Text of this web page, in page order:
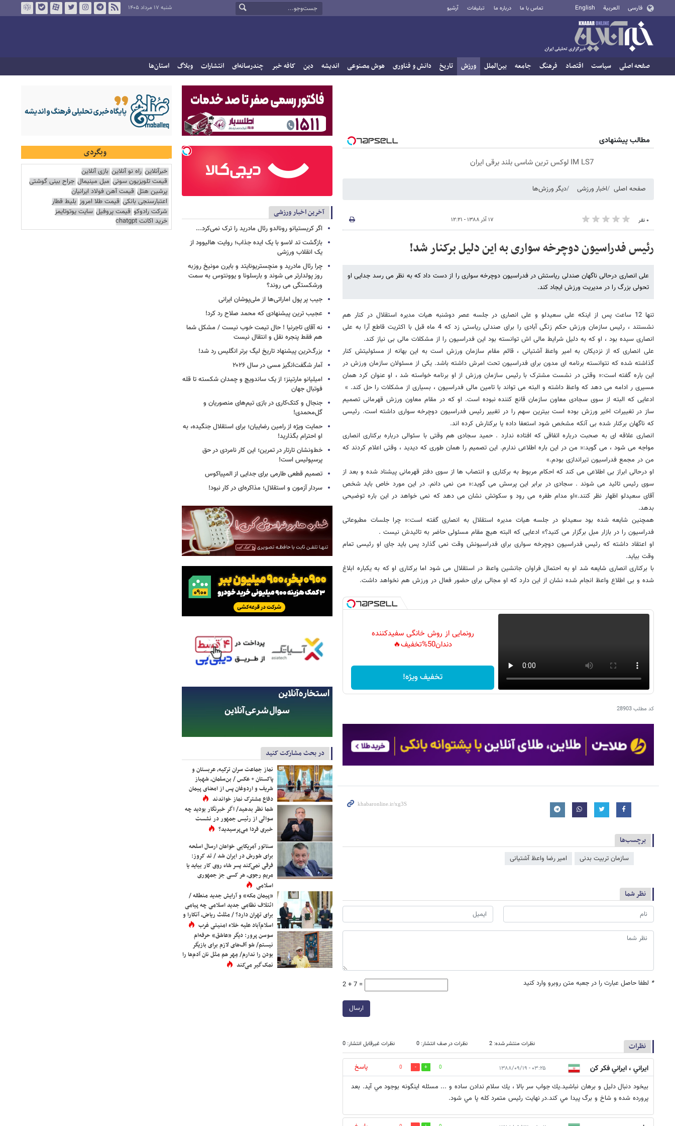
فارسی العربية English تماس با ما درباره ما تبلیغات آرشیو شنبه ۱۷ مرداد ۱۴۰۵
صفحه اصلی سیاست اقتصاد فرهنگ جامعه بین‌الملل ورزش تاریخ دانش و فناوری هوش مصنوعی اندیشه دین کافه خبر چندرسانه‌ای انتشارات وبلاگ استان‌ها
مطالب پیشنهادی
IM LS7 لوکس ترین شاسی بلند برقی ایران
صفحه اصلی اخبار ورزشی دیگر ورزش‌ها
۰ نفر ۱۷ آذر ۱۳۸۸ - ۱۲:۲۱
رئیس فدراسیون دوچرخه سواری به این دلیل برکنار شد!
علی انصاری درحالی ناگهان صندلی ریاستش در فدراسیون دوچرخه سواری را از دست داد که به نظر می رسد جدایی او
تحولی بزرگ را در مدیریت ورزش ایجاد کند.
تنها 12 ساعت پس از اینکه علی سعیدلو و علی انصاری در جلسه عصر دوشنبه هیات مدیره استقلال در کنار هم
نشستند ، رئیس سازمان ورزش حکم زنگی آبادی را برای صندلی ریاستی زد که 4 ماه قبل با اکثریت قاطع آرا به علی
انصاری سیده بود ، او که به دلیل شرایط مالی اش توانسته بود این فدراسیون را از مشکلات مالی بی نیاز کند.
علی انصاری که از نزدیکان به امیر واعظ آشتیانی ، قائم مقام سازمان ورزش است به این بهانه از مسئولیتش کنار
گذاشته شده که نتوانسته برنامه ای مدون برای فدراسیون تحت امرش داشته باشد. یکی از مسئولان سازمان ورزش در
این باره گفته است:« وقتی در نشست مشترک با رئیس سازمان ورزش از او برنامه خواسته شد ، او عنوان کرد همان
مسیری ر ادامه می دهد که واعظ داشته و البته می تواند با تامین مالی فدراسیون ، بسیاری از مشکلات را حل کند. »
ادعایی که البته از سوی سجادی معاون سازمان قانع کننده نبوده است. او که در مقام معاون ورزش قهرمانی تصمیم
ساز در تغییرات اخیر ورزش بوده است بیترین سهم را در تغییر رئیس فدراسیون دوچرخه سواری داشته است. رئیسی
که ناگهان برکنار شده بی آنکه مشخص شود استعفا داده یا برکنارش کرده اند.
انصاری علاقه ای به صحبت درباره اتفاقی که افتاده ندارد . حمید سجادی هم وقتی با سئوالی درباره برکناری انصاری
مواجه می شود ، می گوید:« من در این باره اطلاعی ندارم. این تصمیم را همان طوری که دیدید ، وقتی اعلام کردند که
من در مجمع فدراسیون تیراندازی بودم.»
او درحالی ابراز بی اطلاعی می کند که احکام مربوط به برکناری و انتصاب ها از سوی دفتر قهرمانی پیشناد شده و بعد از
سوی رئیس تائید می شوند . سجادی در برابر این پرسش می گوید:« من نمی دانم. در این مورد خاص باید شخص
آقای سعیدلو اظهار نظر کنند.»او مدام طفره می رود و سکوتش نشان می دهد که نمی خواهد در این باره توضیحی
بدهد.
همچنین شایعه شده بود سعیدلو در جلسه هیات مدیره استقلال به انصاری گفته است:« چرا جلسات مطبوعاتی
فدراسیون را در بازار مبل برگزار می کنید؟» ادعایی که البته هیچ مقام مسئولی حاضر به تائیدش نیست .
او اعتقاد داشته که رئیس فدراسیون دوچرخه سواری برای فدراسیونش وقت نمی گذارد پس باید جای او رئیسی تمام
وقت بیاید.
با برکناری انصاری شایعه شد او به احتمال فراوان جانشین واعظ در استقلال می شود اما برکناری او که به یکباره ابلاغ
شده و بی اطلاع واعظ انجام شده نشان از این دارد که او مجالی برای حضور فعال در ورزش هم نخواهد داشت.
رونمایی از روش خانگی سفیدکننده
دندان50%تخفیف🔥
تخفیف ویژه!
کد مطلب28903
برچسب‌ها
سازمان تربیت بدنی امیر رضا واعظ آشتیانی
نظر شما
* لطفا حاصل عبارت را در جعبه متن روبرو وارد کنید 2 + 7 =
ارسال
نظرات نظرات منتشر شده: 2 نظرات در صف انتشار: 0 نظرات غیرقابل انتشار: 0
ايراني ، ايراني فكر كن ۰۳:۲۵ - ۱۳۸۸/۰۹/۱۹ 0
0
پاسخ
بيخود دنبال دليل و برهان نباشيد.يك جواب سر بالا ، يك سلام ندادن ساده و ... مسئله اينگونه بوجود مي آيد. بعد
پرورده شده و شاخ و برگ پيدا مي كند.در نهايت رئيس متمرد كله پا مي شود.
آخرین اخبار ورزشی
اگر کریستیانو رونالدو رئال مادرید را ترک نمی‌کرد...
بازگشت تد لاسو با یک ایده جذاب؛ روایت هالیوود از
یک انقلاب ورزشی
چرا رئال مادرید و منچستریونایتد و بایرن مونیخ روزبه
روز پولدارتر می شوند و بارسلونا و یوونتوس به سمت
ورشکستگی می روند؟
جیب پر پول اماراتی‌ها از ملی‌پوشان ایرانی
عجیب ترین پیشنهادی که محمد صلاح رد کرد!
نه آقای تاجرنیا ! حال تیمت خوب نیست / مشکل شما
هم فقط پنجره نقل و انتقال نیست
بزرگ‌ترین پیشنهاد تاریخ لیگ برتر انگلیس رد شد!
آمار شگفت‌انگیز مسی در سال ۲۰۲۶
امیلیانو مارتینز؛ از یک ساندویچ و چمدان شکسته تا قله
فوتبال جهان
جنجال و کتک‌کاری در بازی تیم‌های منصوریان و
گل‌محمدی!
حمایت ویژه از رامین رضاییان؛ برای استقلال جنگیده، به
او احترام بگذارید!
خط‌ونشان تارتار در تمرین؛ این کار نامردی در حق
پرسپولیس است!
تصمیم قطعی طارمی برای جدایی از المپیاکوس
سردار آزمون و استقلال؛ مذاکره‌ای در کار نبود!
در بحث مشارکت کنید
نماز جماعت سران ترکیه، عربستان و
پاکستان + عکس / بن‌سلمان، شهباز
شریف و اردوغان پس از امضای پیمان
دفاع مشترک نماز خواندند
شما نظر بدهید/ اگر خبرنگار بودید چه
سوالی از رئیس جمهور در نشست
خبری فردا می‌پرسیدید؟
سناتور آمریکایی خواهان ارسال اسلحه
برای شورش در ایران شد / تد کروز:
فرقی نمی‌کند پسر شاه روی کار بیاید یا
مریم رجوی، هر کسی جز جمهوری
اسلامی
«پیمان مکه» و آرایش جدید منطقه /
ائتلاف نظامی جدید اسلامی چه پیامی
برای تهران دارد؟ / مثلث ریاض، آنکارا و
اسلام‌آباد علیه خلاء امنیتی غرب
سوسن پرور: دیگر «عاشق» حرفه‌ام
نیستم/ شو آف‌های لازم برای بازیگر
بودن را ندارم/ مِهر هم مثل نان آدم‌ها را
نمک‌گیر می‌کند
وبگردی
خبرآنلاین راه نو آنلاین بازی آنلاین
قیمت تلویزیون سونی مبل مینیمال جراح بینی گوشتی
پرشین هتل قیمت آهن فولاد ایرانیان
اعتبارسنجی بانکی قیمت طلا امروز بلیط قطار
شرکت رادوکو قیمت پروفیل سایت یوتوتایمز
خرید اکانت chatgpt